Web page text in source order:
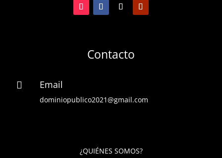
Contacto
 Email
dominiopublico2021@gmail.com
¿QUIÉNES SOMOS?